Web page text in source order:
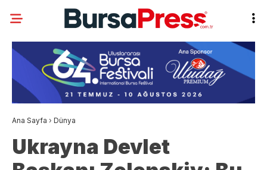
Ana Sayfa › Dünya
Ukrayna Devlet